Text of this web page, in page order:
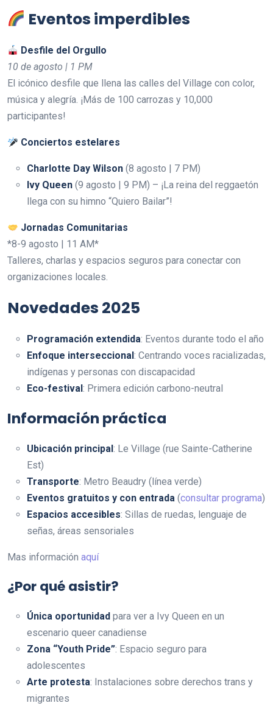
Eventos imperdibles
Desfile del Orgullo
10 de agosto | 1 PM
El icónico desfile que llena las calles del Village con color,
música y alegría. ¡Más de 100 carrozas y 10,000
participantes!
Conciertos estelares
Charlotte Day Wilson (8 agosto | 7 PM)
Ivy Queen (9 agosto | 9 PM) – ¡La reina del reggaetón
llega con su himno “Quiero Bailar”!
Jornadas Comunitarias
*8-9 agosto | 11 AM*
Talleres, charlas y espacios seguros para conectar con
organizaciones locales.
Novedades 2025
Programación extendida: Eventos durante todo el año
Enfoque interseccional: Centrando voces racializadas,
indígenas y personas con discapacidad
Eco-festival: Primera edición carbono-neutral
Información práctica
Ubicación principal: Le Village (rue Sainte-Catherine
Est)
Transporte: Metro Beaudry (línea verde)
Eventos gratuitos y con entrada (consultar programa)
Espacios accesibles: Sillas de ruedas, lenguaje de
señas, áreas sensoriales
Mas información aquí
¿Por qué asistir?
Única oportunidad para ver a Ivy Queen en un
escenario queer canadiense
Zona “Youth Pride”: Espacio seguro para
adolescentes
Arte protesta: Instalaciones sobre derechos trans y
migrantes